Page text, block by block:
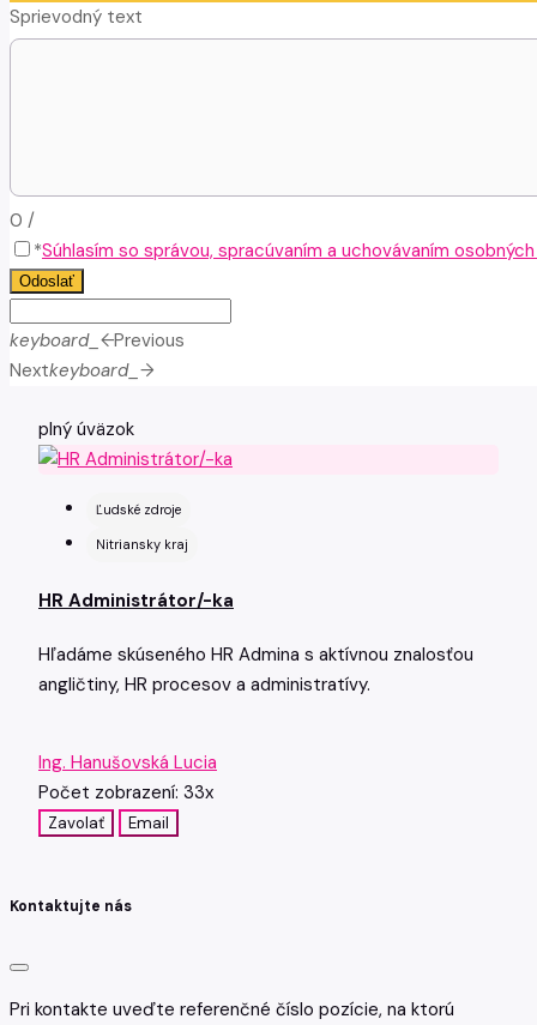
Sprievodný text
0 /
*Súhlasím so správou, spracúvaním a uchovávaním
Odoslať
keyboard_arrow_leftPrevious
Nextkeyboard_arrow_right
plný úväzok
Ľudské zdroje
Nitriansky kraj
HR Administrátor/-ka
Hľadáme skúseného HR Admina s aktívnou znalosťou
angličtiny, HR procesov a administratívy.
Ing. Hanušovská Lucia
Počet zobrazení: 33x
Zavolať Email
Kontaktujte nás
Pri kontakte uveďte referenčné číslo pozície, na ktorú